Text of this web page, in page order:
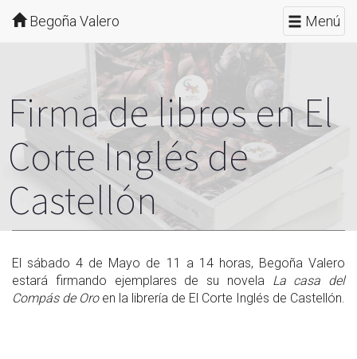
Menú
Begoña Valero
Firma de libros en El
Corte Inglés de
Castellón
El sábado 4 de Mayo de 11 a 14 horas, Begoña Valero
estará firmando ejemplares de su novela La casa del
Compás de Oroen la librería de El Corte Inglés de Castellón.